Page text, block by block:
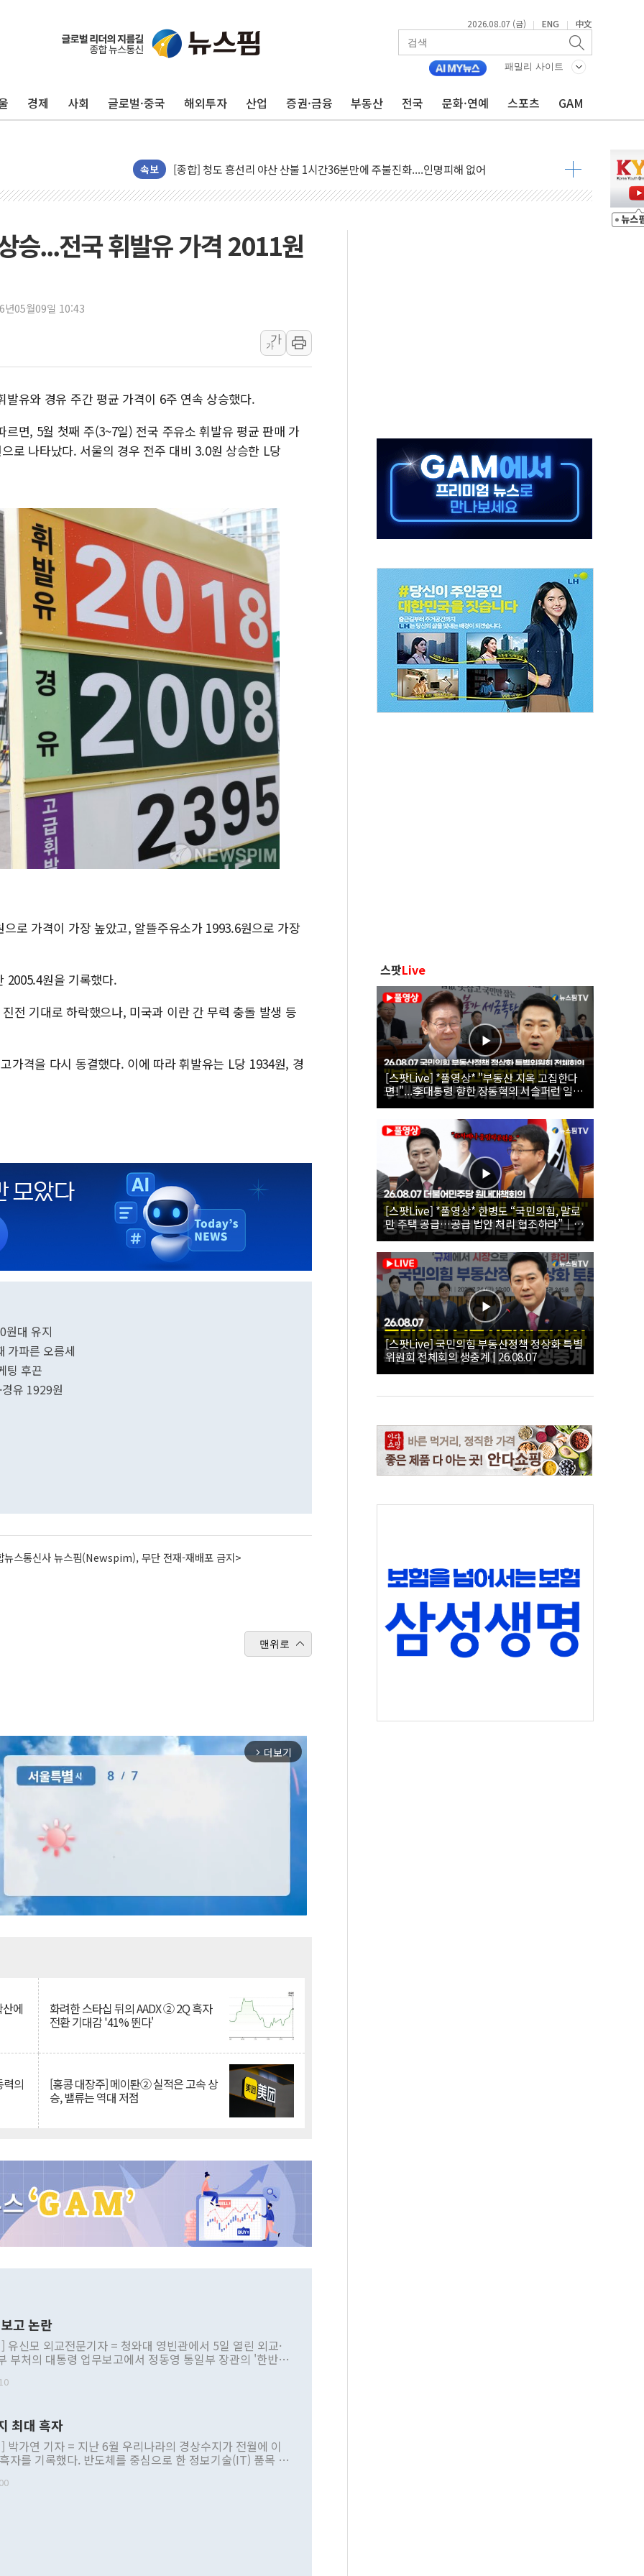
2026.08.07 (금) | ENG | 中文
패밀리 사이트
경제 사회 글로벌·중국 해외투자 산업 증권·금융 부동산 전국 문화·연예 스포츠 GAM
속보
수박으로 여름 나는 하마
전남광주 구례 산불 32분 만에 주불 진화...인명피해 없어
[시승기] 공간·승차감 잡은 볼보 EX90…'올 터치'는 호불호
돌아온 홈플러스
한미 법카 제보자 "신동국과 무관…자료는 전·현직 직원으로부터 확보"
라인게임즈, '콰이어트' 테스트 참가자 3만 명 돌파
네이버, AI 브리핑 도입 후 블로그 창작자 지원 규모 2배 확대
SKT, '8월 월간 럭키 페스타' 실시...휴대폰 결제 최대 6000원 할인
원주시, 첨단의료복합단지 지정 준비 본격화…'AI 데이터 기반 메디테크 혁신허브' 구상
삼척시, 무건리 이끼폭포 생태탐방로 출입 통제
청도 문수리 야산서 산불 진화 중...진화헬기 3대 투입
'해병 순직 책임' 임성근 전 사단장 항소심도 징역 3년
헥토이노베이션, 상반기 매출 첫 2000억원 돌파
승...전국 휘발유 가격 2011원
년05월09일 10:43
가
가
유와 경유 주간 평균 가격이 6주 연속 상승했다.
면, 5월 첫째 주(3~7일) 전국 주유소 휘발유 평균 판매 가
로 나타났다. 서울의 경우 전주 대비 3.0원 상승한 L당
로 가격이 가장 높았고, 알뜰주유소가 1993.6원으로 가장
2005.4원을 기록했다.
전 기대로 하락했으나, 미국과 이란 간 무력 충돌 발생 등
가격을 다시 동결했다. 이에 따라 휘발유는 L당 1934원, 경
대 유지
파른 오름세
팅 후끈
유 1929원
뉴스통신사 뉴스핌(Newspim), 무단 전재-재배포 금지>
맨위로
arrow_forward_ios 더보기
에 화려한 스타십 뒤의 AADX ② 2Q 흑자
전환 기대감 '41% 뛴다'
의 [홍콩 대장주] 메이퇀② 실적은 고속 상
승, 밸류는 역대 저점
고 논란
유신모 외교전문기자 = 청와대 영빈관에서 5일 열린 외교·
부처의 대통령 업무보고에서 정동영 통일부 장관의 '한반도
부 내 조율을 거치지 않은 사안을 정책으로 추진하겠다고 공
근거한 비현실적 구상'이라는 비판을 내놨다. 그동안 정 장
관련 발언이 물의를 빚은 적은 여러 번 있지만 대통령과 유
공개적으로 부정적 입장을 표명한 것은 이례적이다. 정 장
북 접근법과 월권을 제어해야 한다는 목소리도 높아지고 있
최대 흑자
박가연 기자 = 지난 6월 우리나라의 경상수지가 전월에 이
자를 기록했다. 반도체를 중심으로 한 정보기술(IT) 품목 수
르
스팟Live
[스팟Live] *풀영상* "부동산 지옥 고집한다
면!"...李대통령 향한 장동혁의 서슬퍼런 일갈
| 26.08.07 국민의힘 부동산정책 정상화 특별
위원회 전체회의
[스팟Live] *풀영상* 한병도 “국민의힘, 말로
만 주택 공급…공급 법안 처리 협조하라”｜
26.08.07 더불어민주당 원내대책회의
[스팟Live] 국민의힘 부동산정책 정상화 특별
위원회 전체회의 생중계 | 26.08.07